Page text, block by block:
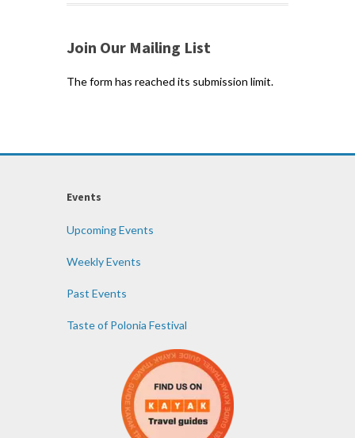
Join Our Mailing List
The form has reached its submission limit.
Events
Upcoming Events
Weekly Events
Past Events
Taste of Polonia Festival